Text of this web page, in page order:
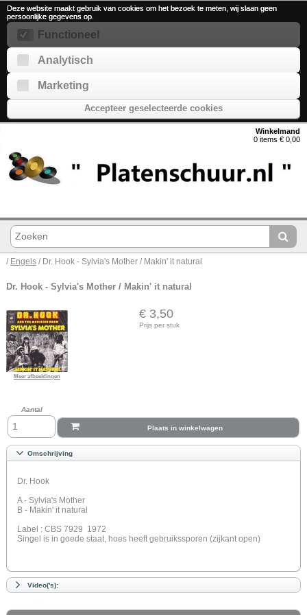
Deze website maakt gebruik van cookies om het bezoek te meten, wij slaan geen
persoonlijke gegevens op.
Functioneel
Analytisch
Marketing
Accepteer geselecteerde cookies
Winkelmand
0 items € 0,00
/ Engels / Dr. Hook - Sylvia's Mother / Makin' it natural
Dr. Hook - Sylvia's Mother / Makin' it natural
Meer afbeeldingen
€ 3,50
Prijs per stuk
Aantal
Plaats in winkelwagen
Omschrijving
Dr. Hook
A - Sylvia's Mother
B - Makin' it natural
Label : CBS 7929 1972
Singel is in goede staat, hoes heeft gebruikssporen (zijkant open)
Video('s):